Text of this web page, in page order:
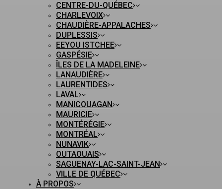
CENTRE-DU-QUÉBEC
CHARLEVOIX
CHAUDIÈRE-APPALACHES
DUPLESSIS
EEYOU ISTCHEE
GASPÉSIE
ÎLES DE LA MADELEINE
LANAUDIÈRE
LAURENTIDES
LAVAL
MANICOUAGAN
MAURICIE
MONTÉRÉGIE
MONTRÉAL
NUNAVIK
OUTAOUAIS
SAGUENAY-LAC-SAINT-JEAN
VILLE DE QUÉBEC
À PROPOS